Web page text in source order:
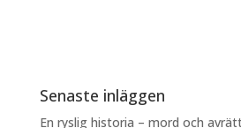
Senaste inläggen
En ryslig historia – mord och